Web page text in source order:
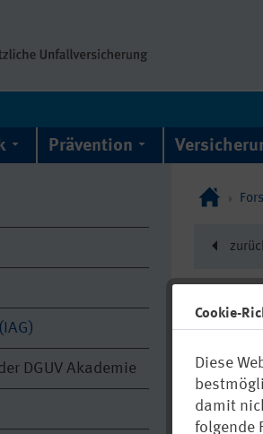
Prävention
DGUV Akademie
Cookie-
Diese
damit
folgende